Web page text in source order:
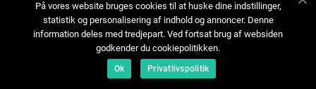
Cookies
Contact
Sitemap
På vores website bruges cookies til at huske dine indstillinger,
statistik og personalisering af indhold og annoncer. Denne
information deles med tredjepart. Ved fortsat brug af websiden
godkender du cookiepolitikken.
Ok Privatlivspolitik